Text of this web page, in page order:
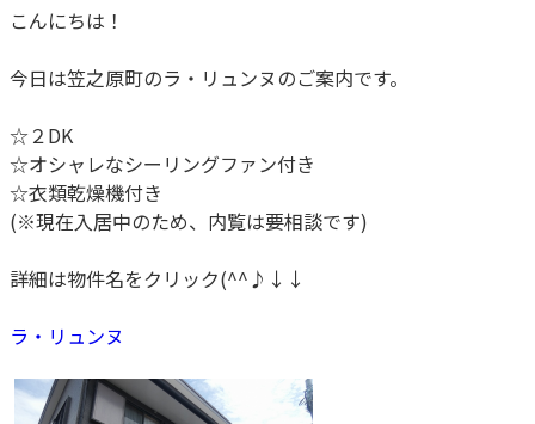
こんにちは！
今日は笠之原町のラ・リュンヌのご案内です。
☆２DK
☆オシャレなシーリングファン付き
☆衣類乾燥機付き
(※現在入居中のため、内覧は要相談です)
詳細は物件名をクリック(^^♪↓↓
ラ・リュンヌ